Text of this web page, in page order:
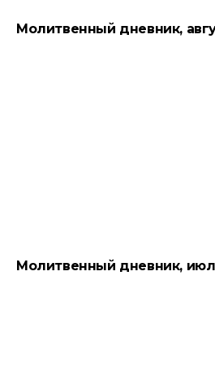
Молитвенный дневник,
Молитвенный дневник,